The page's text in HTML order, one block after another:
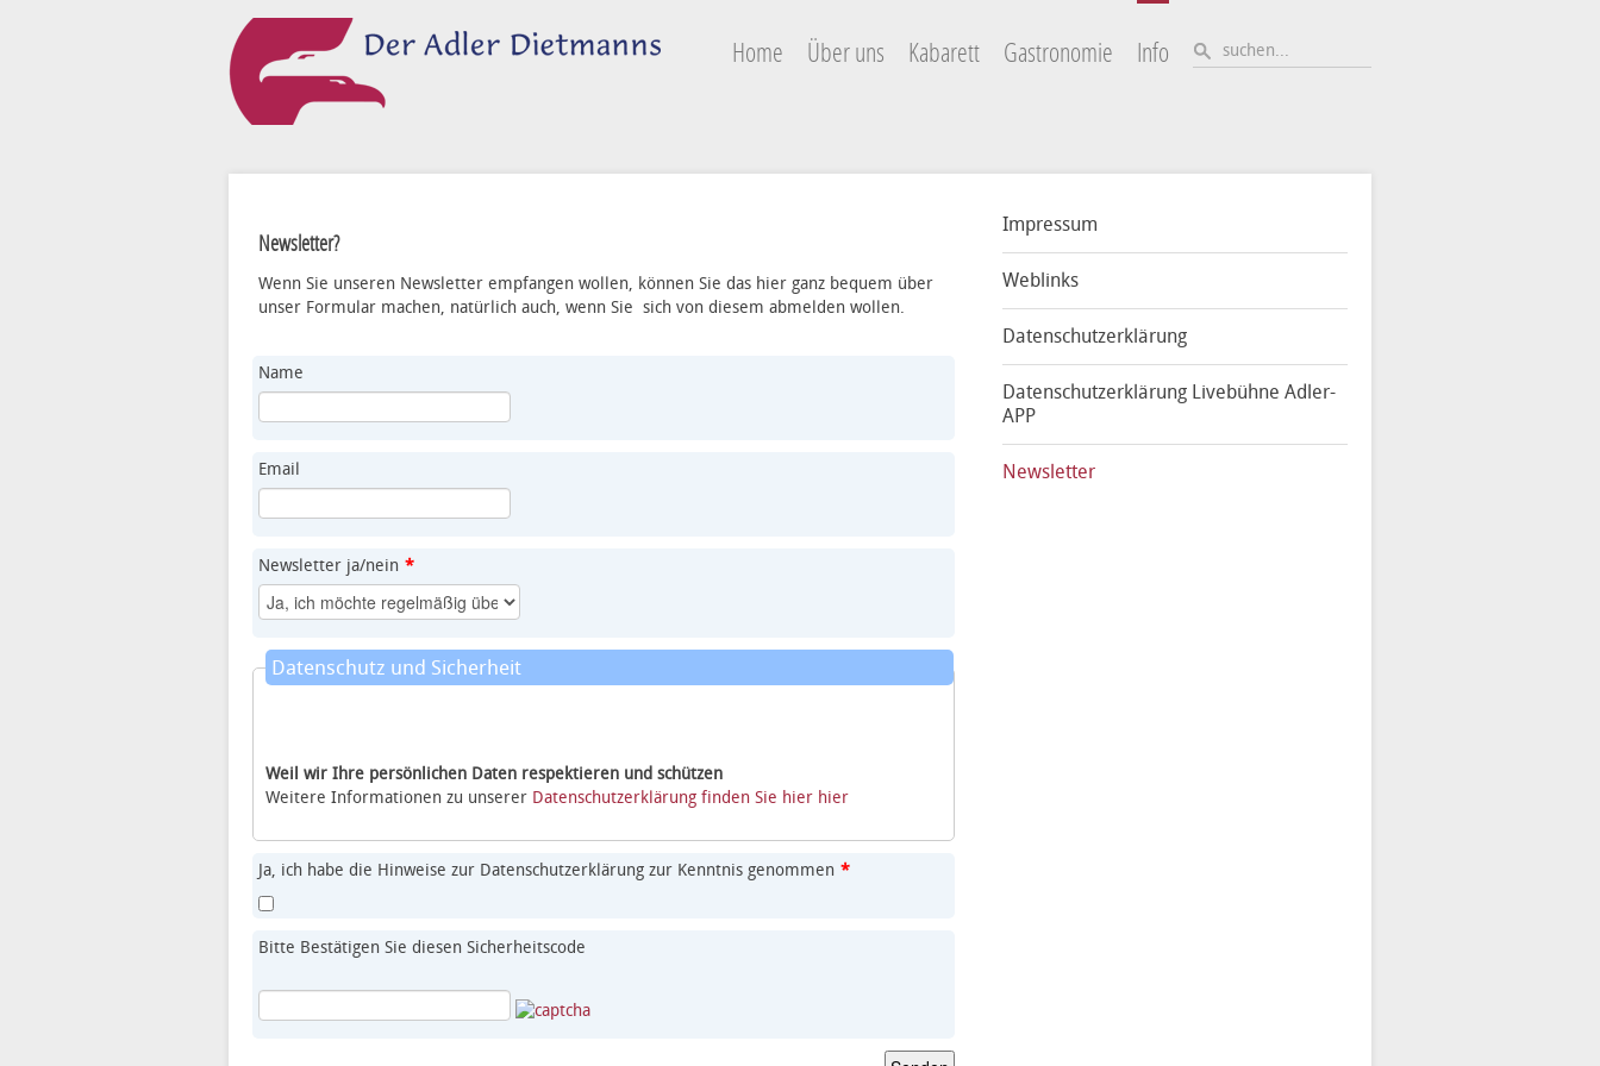
Home Über uns Kabarett Gastronomie Info
Newsletter?
Wenn Sie unseren Newsletter empfangen wollen, können Sie das hier ganz bequem über
unser Formular machen, natürlich auch, wenn Sie sich von diesem abmelden wollen.
Name
Email
Newsletter ja/nein *
Datenschutz und Sicherheit
Weil wir Ihre persönlichen Daten respektieren und schützen
Weitere Informationen zu unserer Datenschutzerklärung finden Sie hier hier
Ja, ich habe die Hinweise zur Datenschutzerklärung zur Kenntnis genommen *
Bitte Bestätigen Sie diesen Sicherheitscode
Impressum
Weblinks
Datenschutzerklärung
Datenschutzerklärung Livebühne Adler-
APP
Newsletter